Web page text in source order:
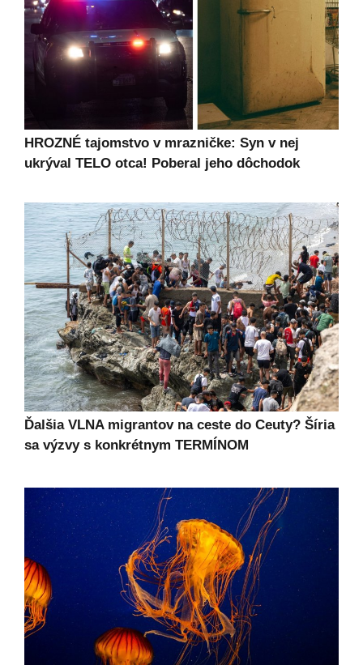
HROZNÉ tajomstvo v mrazničke: Syn v nej
ukrýval TELO otca! Poberal jeho dôchodok
Ďalšia VLNA migrantov na ceste do Ceuty? Šíria
sa výzvy s konkrétnym TERMÍNOM